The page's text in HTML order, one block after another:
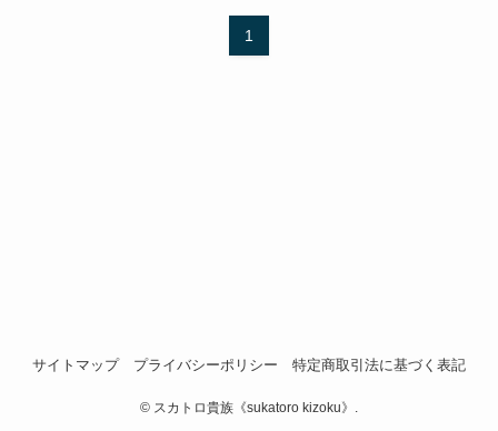
1
サイトマップ プライバシーポリシー 特定商取引法に基づく表記
© スカトロ貴族《sukatoro kizoku》.